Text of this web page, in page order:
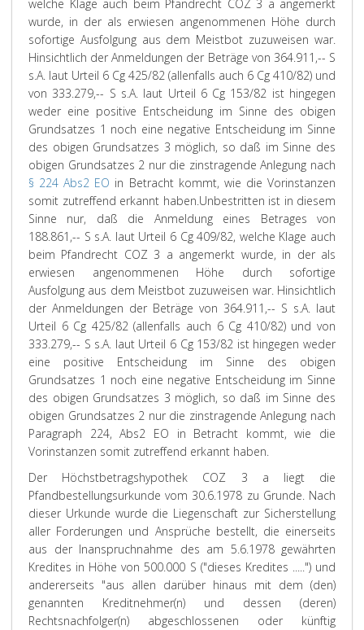
welche Klage auch beim Pfandrecht COZ 3 a angemerkt
wurde, in der als erwiesen angenommenen Höhe durch
sofortige Ausfolgung aus dem Meistbot zuzuweisen war.
Hinsichtlich der Anmeldungen der Beträge von 364.911,-- S
s.A. laut Urteil 6 Cg 425/82 (allenfalls auch 6 Cg 410/82) und
von 333.279,-- S s.A. laut Urteil 6 Cg 153/82 ist hingegen
weder eine positive Entscheidung im Sinne des obigen
Grundsatzes 1 noch eine negative Entscheidung im Sinne
des obigen Grundsatzes 3 möglich, so daß im Sinne des
obigen Grundsatzes 2 nur die zinstragende Anlegung nach
§ 224 Abs2 EO in Betracht kommt, wie die Vorinstanzen
somit zutreffend erkannt haben.Unbestritten ist in diesem
Sinne nur, daß die Anmeldung eines Betrages von
188.861,-- S s.A. laut Urteil 6 Cg 409/82, welche Klage auch
beim Pfandrecht COZ 3 a angemerkt wurde, in der als
erwiesen angenommenen Höhe durch sofortige
Ausfolgung aus dem Meistbot zuzuweisen war. Hinsichtlich
der Anmeldungen der Beträge von 364.911,-- S s.A. laut
Urteil 6 Cg 425/82 (allenfalls auch 6 Cg 410/82) und von
333.279,-- S s.A. laut Urteil 6 Cg 153/82 ist hingegen weder
eine positive Entscheidung im Sinne des obigen
Grundsatzes 1 noch eine negative Entscheidung im Sinne
des obigen Grundsatzes 3 möglich, so daß im Sinne des
obigen Grundsatzes 2 nur die zinstragende Anlegung nach
Paragraph 224, Abs2 EO in Betracht kommt, wie die
Vorinstanzen somit zutreffend erkannt haben.
Der Höchstbetragshypothek COZ 3 a liegt die
Pfandbestellungsurkunde vom 30.6.1978 zu Grunde. Nach
dieser Urkunde wurde die Liegenschaft zur Sicherstellung
aller Forderungen und Ansprüche bestellt, die einerseits
aus der Inanspruchnahme des am 5.6.1978 gewährten
Kredites in Höhe von 500.000 S ("dieses Kredites .....") und
andererseits "aus allen darüber hinaus mit dem (den)
genannten Kreditnehmer(n) und dessen (deren)
Rechtsnachfolger(n) abgeschlossenen oder künftig